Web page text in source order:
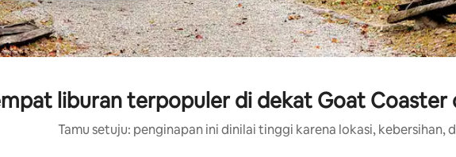
liburan terpopuler di dekat Goat Coaster
Tamu setuju: penginapan ini dinilai tinggi karena lokasi, kebersihan,